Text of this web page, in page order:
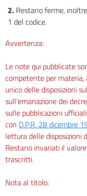
2. Restano ferme,
1 del codice.
Avvertenza:
Le note qui pubblicate
competente per
unico delle disposizioni
sull'emanazione dei
sulle pubblicazioni
con D.P.R. 28 dicembre
lettura delle disposizioni
Restano invariati il
trascritti.
Nota al titolo: